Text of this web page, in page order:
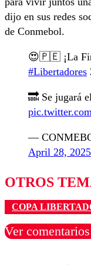
dijo en sus redes
de Conmebol.
😍🇵🇪 ¡La
#Libertadores
🔜 Se jugará
—
April 28, 2025
OTROS
COPA
Ver comentarios